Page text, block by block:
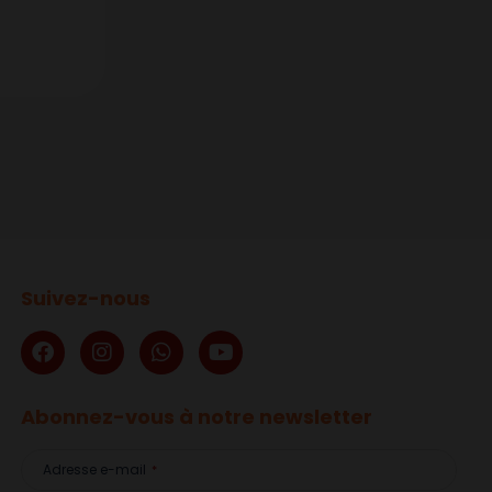
Suivez-nous
Abonnez-vous à notre newsletter
Adresse e-mail *